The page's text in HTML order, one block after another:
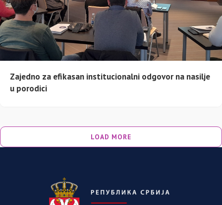
Zajedno za efikasan institucionalni odgovor na nasilje
u porodici
LOAD MORE